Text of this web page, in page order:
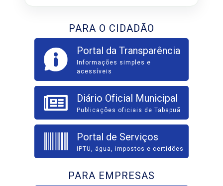
PARA O CIDADÃO
Portal da Transparência
Informações simples e
acessíveis
Diário Oficial Municipal
Publicações oficiais de Tabapuã
Portal de Serviços
IPTU, água, impostos e certidões
PARA EMPRESAS